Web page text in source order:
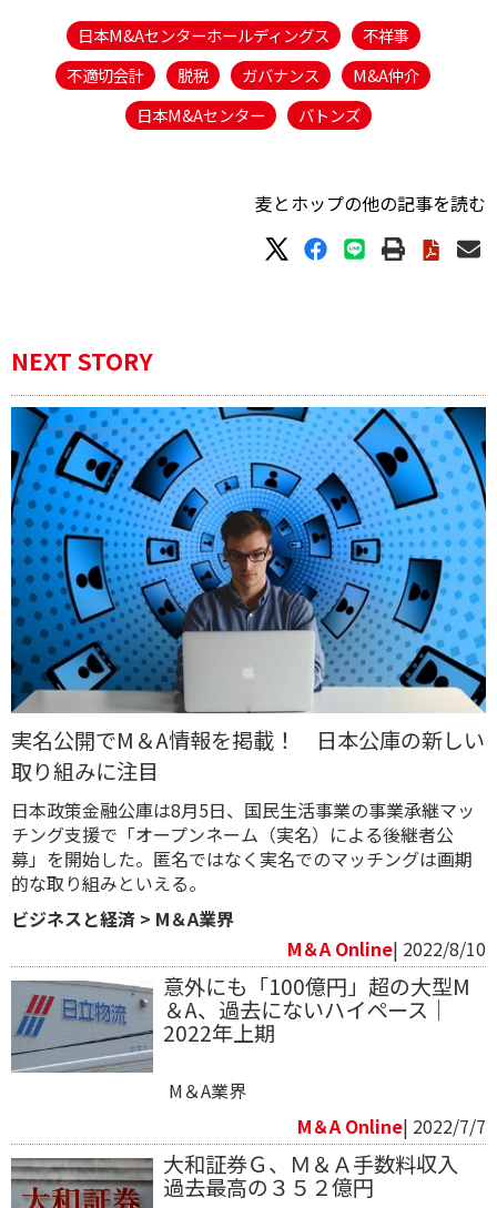
日本M&Aセンターホールディングス
不祥事
不適切会計
脱税 ガバナンス
M&A仲介
日本M&Aセンター
バトンズ
麦とホップの他の記事を読む
NEXT STORY
実名公開でM＆A情報を掲載！ 日本公庫の新しい
取り組みに注目
日本政策金融公庫は8月5日、国民生活事業の事業承継マッ
チング支援で「オープンネーム（実名）による後継者公
募」を開始した。匿名ではなく実名でのマッチングは画期
的な取り組みといえる。
ビジネスと経済 > M＆A業界
M＆A Online| 2022/8/10
意外にも「100億円」超の大型M
＆A、過去にないハイペース｜
2022年上期
M＆A業界
M＆A Online| 2022/7/7
大和証券Ｇ、Ｍ＆Ａ手数料収入
過去最高の３５２億円